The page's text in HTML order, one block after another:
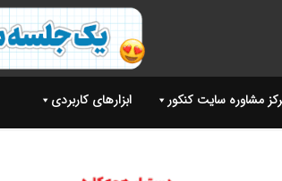
مشاوره سایت کنکور ابزارهای کاربردی